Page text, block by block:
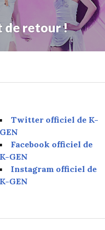
de retour !
Twitter officiel de K-
GEN
Facebook officiel de
K-GEN
Instagram officiel de
K-GEN